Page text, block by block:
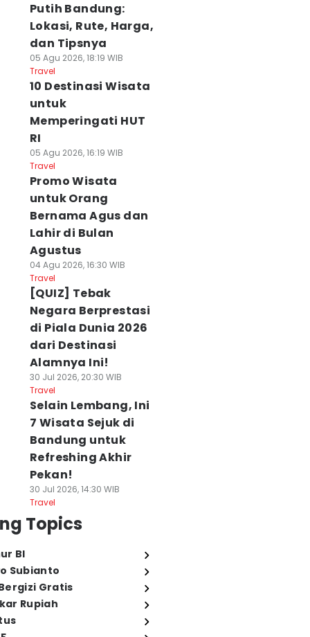
Putih Bandung:
Lokasi, Rute, Harga,
dan Tipsnya
05 Agu 2026, 18:19 WIB
Travel
10 Destinasi Wisata
untuk
Memperingati HUT
RI
05 Agu 2026, 16:19 WIB
Travel
Promo Wisata
untuk Orang
Bernama Agus dan
Lahir di Bulan
Agustus
04 Agu 2026, 16:30 WIB
Travel
[QUIZ] Tebak
Negara Berprestasi
di Piala Dunia 2026
dari Destinasi
Alamnya Ini!
30 Jul 2026, 20:30 WIB
Travel
Selain Lembang, Ini
7 Wisata Sejuk di
Bandung untuk
Refreshing Akhir
Pekan!
30 Jul 2026, 14:30 WIB
Travel
Topics
BI
Subianto
Gratis
Rupiah